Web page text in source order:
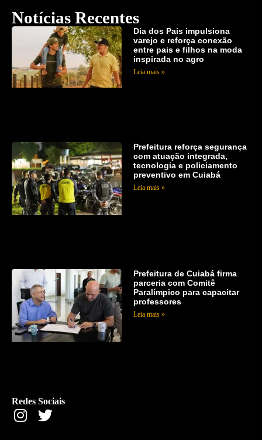
Notícias Recentes
Dia dos Pais impulsiona
varejo e reforça conexão
entre pais e filhos na moda
inspirada no agro
Leia mais »
Prefeitura reforça segurança
com atuação integrada,
tecnologia e policiamento
preventivo em Cuiabá
Leia mais »
Prefeitura de Cuiabá firma
parceria com Comitê
Paralímpico para capacitar
professores
Leia mais »
Redes Sociais